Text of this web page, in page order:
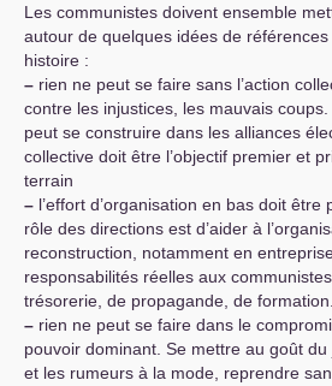
Les communistes doivent ensemble
autour de quelques idées de
histoire :
– rien ne peut se faire sans l’action
contre les injustices, les mauvais coups.
peut se construire dans les alliances
collective doit être l’objectif premier et
terrain
– l’effort d’organisation en bas doit
rôle des directions est d’aider à
reconstruction, notamment en
responsabilités réelles aux
trésorerie, de propagande, de
– rien ne peut se faire dans le
pouvoir dominant. Se mettre au goût
et les rumeurs à la mode, reprendre